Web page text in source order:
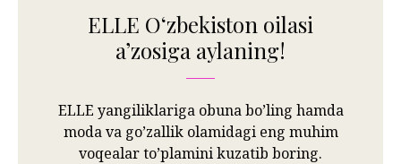
ELLE Oʻzbekiston oilasi
aʼzosiga aylaning!
ELLE yangiliklariga obuna bo’ling hamda
moda va go’zallik olamidagi eng muhim
voqealar to’plamini kuzatib boring.